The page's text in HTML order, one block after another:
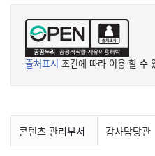
출처표시 조건에 따라 이용 할 수
콘텐츠 관리부서 감사담당관